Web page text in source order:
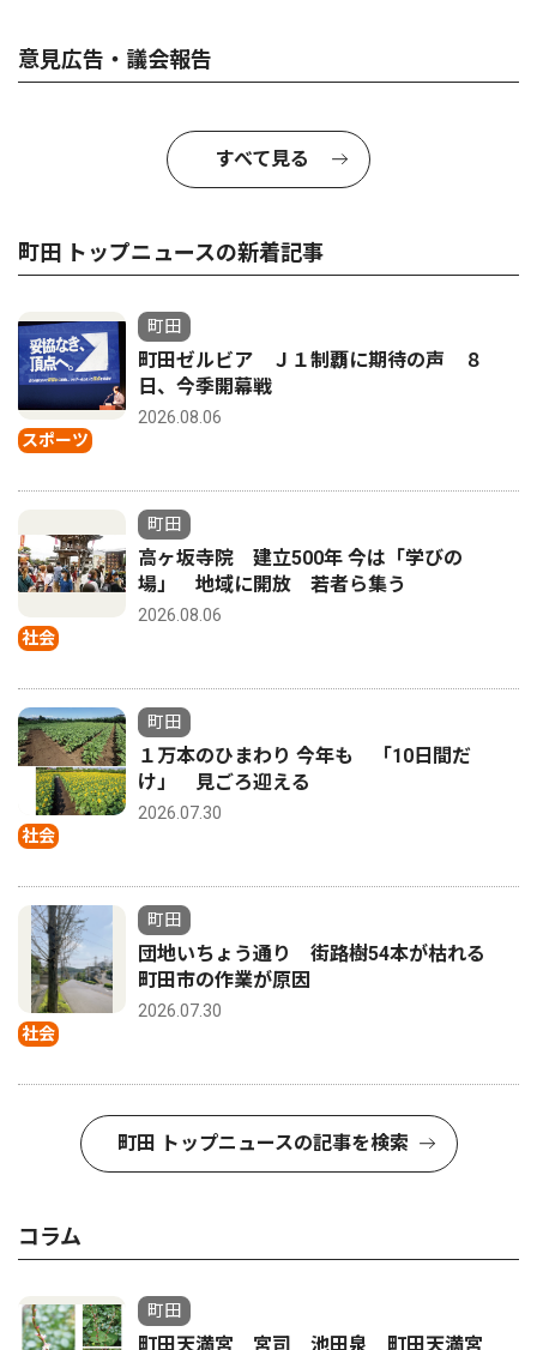
意見広告・議会報告
すべて見る
町田 トップニュースの新着記事
スポーツ
町田
町田ゼルビア Ｊ１制覇に期待の声 ８
日、今季開幕戦
2026.08.06
社会
町田
高ヶ坂寺院 建立500年 今は「学びの
場」 地域に開放 若者ら集う
2026.08.06
社会
町田
１万本のひまわり 今年も 「10日間だ
け」 見ごろ迎える
2026.07.30
社会
町田
団地いちょう通り 街路樹54本が枯れる
町田市の作業が原因
2026.07.30
町田 トップニュースの記事を検索
コラム
町田
町田天満宮 宮司 池田泉 町田天満宮